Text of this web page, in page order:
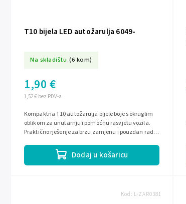
T10 bijela LED autožarulja 6049-
Na skladištu (6 kom)
1,52 € bez PDV-a
1,90 €
Dodaj u košaricu
Kompaktna T10 autožarulja bijele boje s okruglim
oblikom za unutarnju i pomoćnu rasvjetu vozila.
Praktično rješenje za brzu zamjenu i pouzdan rad u
Kod: L-ZAR0381